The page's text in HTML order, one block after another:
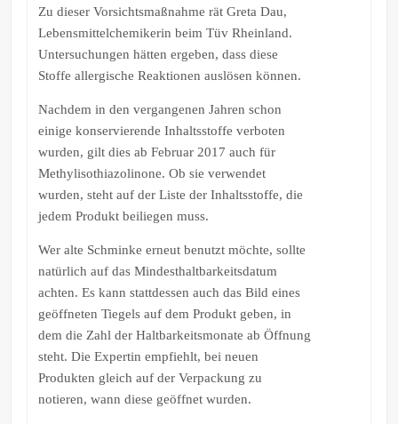
Zu dieser Vorsichtsmaßnahme rät Greta Dau,
Lebensmittelchemikerin beim Tüv Rheinland.
Untersuchungen hätten ergeben, dass diese
Stoffe allergische Reaktionen auslösen können.
Nachdem in den vergangenen Jahren schon
einige konservierende Inhaltsstoffe verboten
wurden, gilt dies ab Februar 2017 auch für
Methylisothiazolinone. Ob sie verwendet
wurden, steht auf der Liste der Inhaltsstoffe, die
jedem Produkt beiliegen muss.
Wer alte Schminke erneut benutzt möchte, sollte
natürlich auf das Mindesthaltbarkeitsdatum
achten. Es kann stattdessen auch das Bild eines
geöffneten Tiegels auf dem Produkt geben, in
dem die Zahl der Haltbarkeitsmonate ab Öffnung
steht. Die Expertin empfiehlt, bei neuen
Produkten gleich auf der Verpackung zu
notieren, wann diese geöffnet wurden.